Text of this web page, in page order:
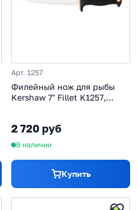
Арт. 1257
Филейный нож для рыбы
Kershaw 7" Fillet K1257,
2 720 руб
В наличии
Купить